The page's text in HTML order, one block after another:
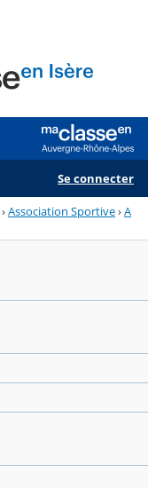
Se connecter
›Association Sportive›A